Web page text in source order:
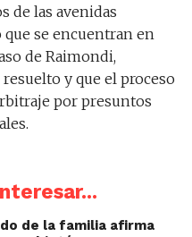
de las avenidas
se encuentran en
de Raimondi,
y que el proceso
por presuntos
de la familia afirma